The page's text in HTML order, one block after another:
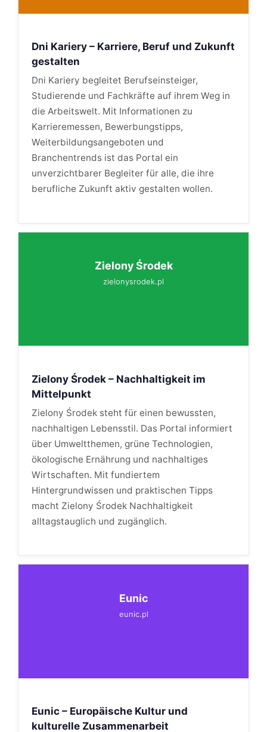
Dni Kariery – Karriere, Beruf und Zukunft
gestalten
Dni Kariery begleitet Berufseinsteiger,
Studierende und Fachkräfte auf ihrem Weg in
die Arbeitswelt. Mit Informationen zu
Karrieremessen, Bewerbungstipps,
Weiterbildungsangeboten und
Branchentrends ist das Portal ein
unverzichtbarer Begleiter für alle, die ihre
berufliche Zukunft aktiv gestalten wollen.
Zielony Środek
zielonysrodek.pl
Zielony Środek – Nachhaltigkeit im
Mittelpunkt
Zielony Środek steht für einen bewussten,
nachhaltigen Lebensstil. Das Portal informiert
über Umweltthemen, grüne Technologien,
ökologische Ernährung und nachhaltiges
Wirtschaften. Mit fundiertem
Hintergrundwissen und praktischen Tipps
macht Zielony Środek Nachhaltigkeit
alltagstauglich und zugänglich.
Eunic
eunic.pl
Eunic – Europäische Kultur und
kulturelle Zusammenarbeit